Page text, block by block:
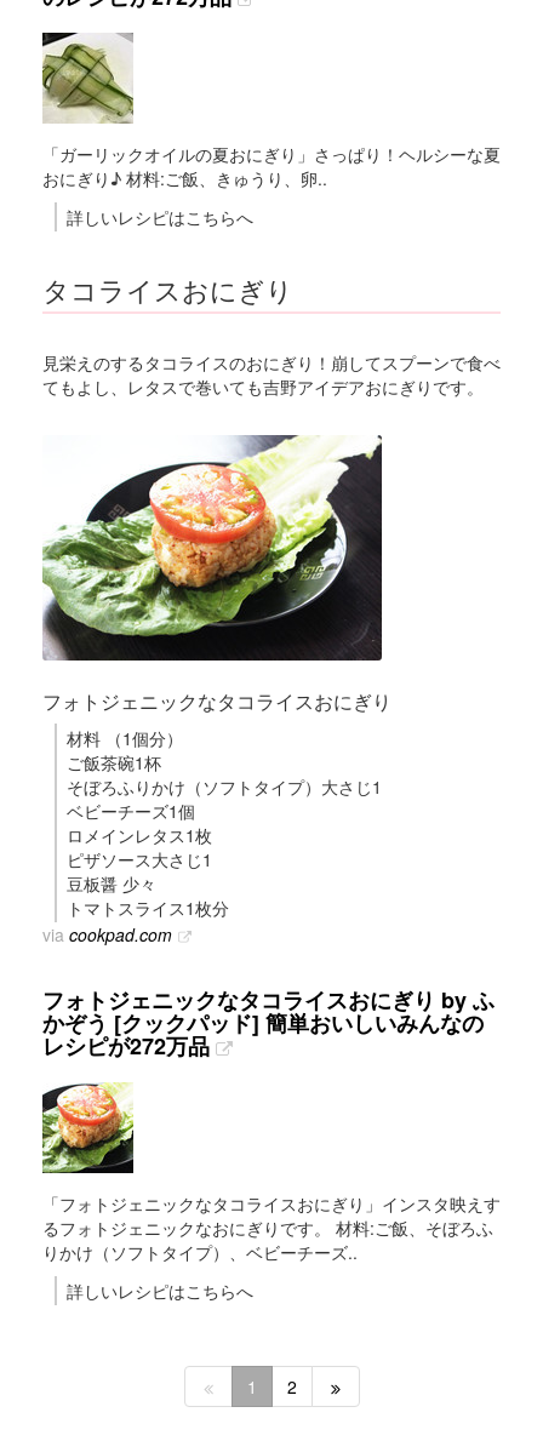
「ガーリックオイルの夏おにぎり」さっぱり！ヘルシーな夏
おにぎり♪ 材料:ご飯、きゅうり、卵..
詳しいレシピはこちらへ
タコライスおにぎり
見栄えのするタコライスのおにぎり！崩してスプーンで食べ
てもよし、レタスで巻いても吉野アイデアおにぎりです。
フォトジェニックなタコライスおにぎり
材料 （1個分）
ご飯茶碗1杯
そぼろふりかけ（ソフトタイプ）大さじ1
ベビーチーズ1個
ロメインレタス1枚
ピザソース大さじ1
豆板醤 少々
トマトスライス1枚分
via cookpad.com
フォトジェニックなタコライスおにぎり by ふ
かぞう [クックパッド] 簡単おいしいみんなの
レシピが272万品
「フォトジェニックなタコライスおにぎり」インスタ映えす
るフォトジェニックなおにぎりです。 材料:ご飯、そぼろふ
りかけ（ソフトタイプ）、ベビーチーズ..
詳しいレシピはこちらへ
1 2